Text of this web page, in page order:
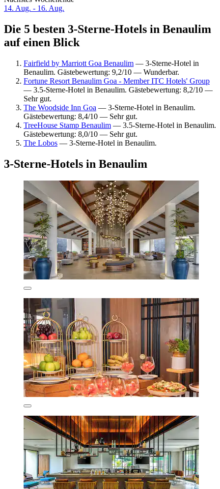
14. Aug. - 16. Aug.
Die 5 besten 3-Sterne-Hotels in Benaulim
auf einen Blick
Fairfield by Marriott Goa Benaulim — 3-Sterne-Hotel in
Benaulim. Gästebewertung: 9,2/10 — Wunderbar.
Fortune Resort Benaulim Goa - Member ITC Hotels' Group
— 3.5-Sterne-Hotel in Benaulim. Gästebewertung: 8,2/10 —
Sehr gut.
The Woodside Inn Goa — 3-Sterne-Hotel in Benaulim.
Gästebewertung: 8,4/10 — Sehr gut.
TreeHouse Stamp Benaulim — 3.5-Sterne-Hotel in Benaulim.
Gästebewertung: 8,0/10 — Sehr gut.
The Lobos — 3-Sterne-Hotel in Benaulim.
3-Sterne-Hotels in Benaulim